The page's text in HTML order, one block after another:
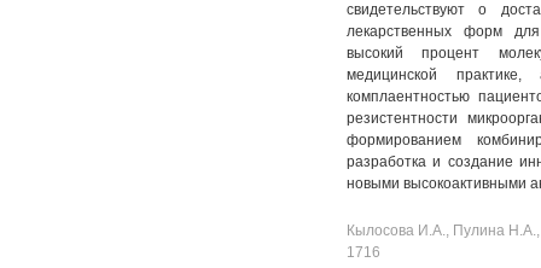
свидетельствуют о
лекарственных форм
высокий процент
медицинской
комплаентностью
резистентности
формированием
разработка и создание
новыми высокоактивными
Кылосова И.А., Пулина
1716